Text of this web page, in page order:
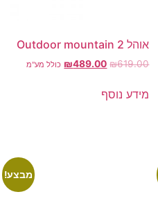
אוהל Outdoor mountain 2
₪619.00
₪489.00 כולל מע"מ
מידע נוסף
מבצע!